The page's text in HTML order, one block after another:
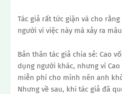
Tác giả rất tức giận và cho
người vì việc này mà xảy ra
Bản thân tác giả chia sẻ: Cao
dụng người khác, nhưng vì
miễn phí cho mình nên anh
Nhưng về sau, khi tác giả đã